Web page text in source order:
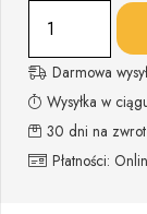
Amortyzator
nóżka
do
stojaka
miksera
Darmowa
Wysyłka w
30 dni na
Płatności: